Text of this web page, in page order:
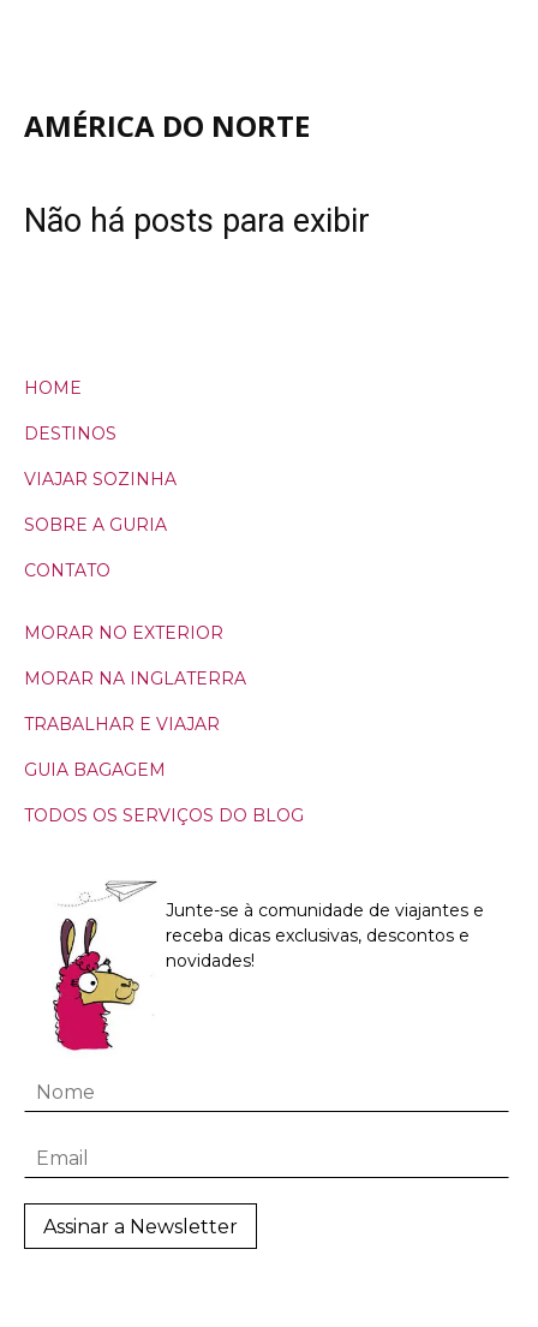
AMÉRICA DO NORTE
Não há posts para exibir
HOME
DESTINOS
VIAJAR SOZINHA
SOBRE A GURIA
CONTATO
MORAR NO EXTERIOR
MORAR NA INGLATERRA
TRABALHAR E VIAJAR
GUIA BAGAGEM
TODOS OS SERVIÇOS DO BLOG
Junte-se à comunidade de viajantes e
receba dicas exclusivas, descontos e
novidades!